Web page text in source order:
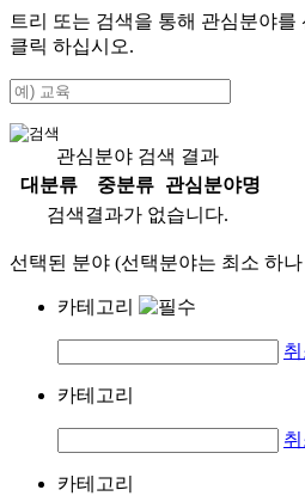
트리 또는 검색을 통해 관심분야를
클릭 하십시오.
관심분야 검색 결과
대분류
중분류
관심분야명
검색결과가 없습니다.
선택된 분야 (선택분야는 최소 하
카테고리
카테고리
카테고리